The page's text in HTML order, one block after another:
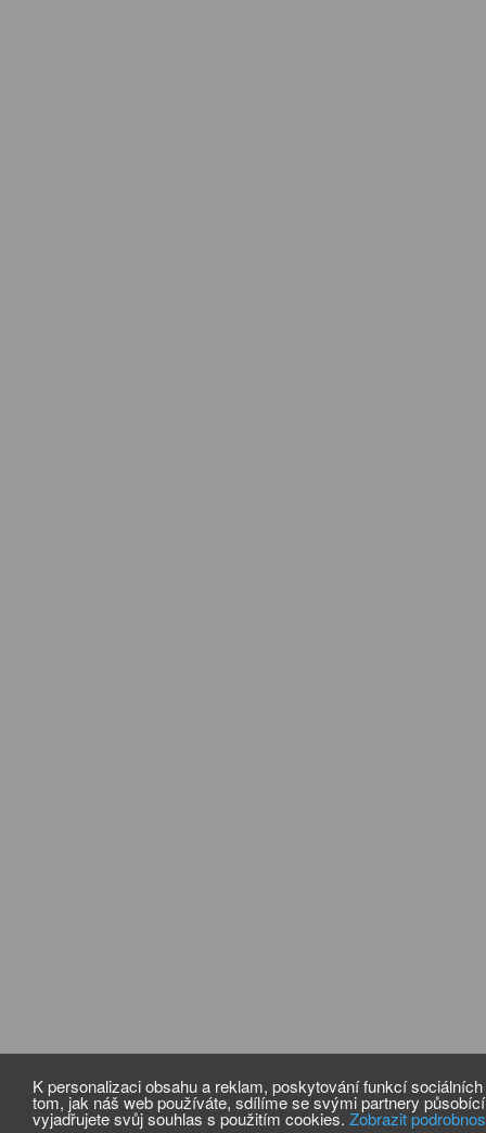
K personalizaci obsahu a reklam, poskytování funkcí
tom, jak náš web používáte, sdílíme se svými partnery
vyjadřujete svůj souhlas s použitím cookies. Zobrazit